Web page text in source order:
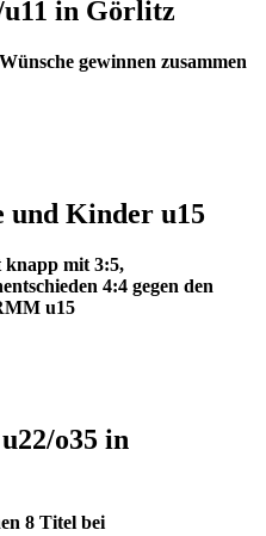
u11 in Görlitz
gewinnen zusammen
und Kinder u15
mit 3:5,
4:4 gegen den
u15
o35 in
8 Titel bei